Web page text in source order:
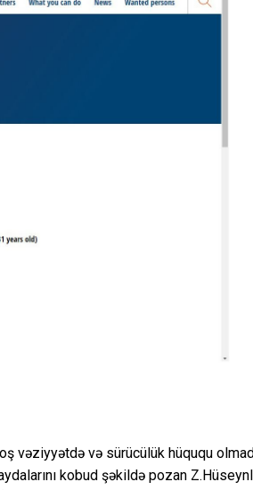
vəziyyətdə və sürücülük hüququ
kobud şəkildə pozan